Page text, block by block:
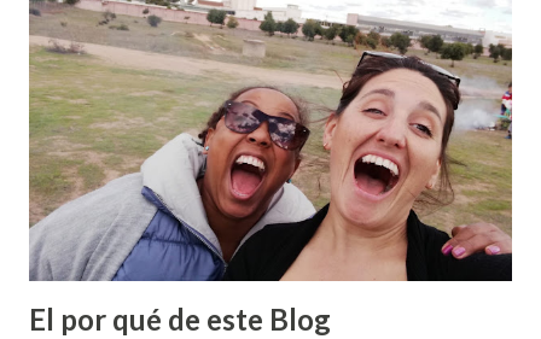
de entrenarnos para seguir a Jesús y adoptar una
obediencia radical a Él, Sylvia hacía un comentario que unía
el entrenamiento de Nike+ con lo que creemos que sería
una buena manera de empezar a caminar en El Camino:
Caminar para Correr. A veces queremos vivir y
experimentar la vida de obediencia en su plenitud, y cuando
nos vemos intentando llevarla a cabo, nos damos cuen...
El por qué de este Blog